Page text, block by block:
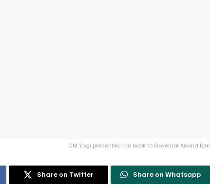
CM Yogi presented the book to Governor Anandiben
Share on Twitter Share on Whatsapp